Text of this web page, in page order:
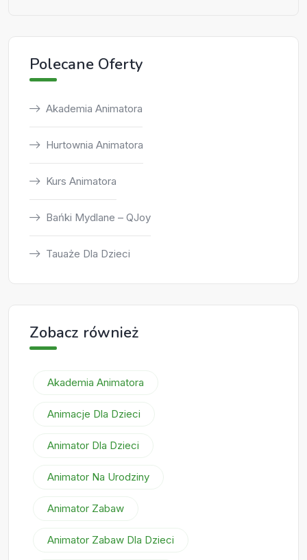
Polecane Oferty
Akademia Animatora
Hurtownia Animatora
Kurs Animatora
Bańki Mydlane – QJoy
Tauaże Dla Dzieci
Zobacz również
Akademia Animatora
Animacje Dla Dzieci
Animator Dla Dzieci
Animator Na Urodziny
Animator Zabaw
Animator Zabaw Dla Dzieci